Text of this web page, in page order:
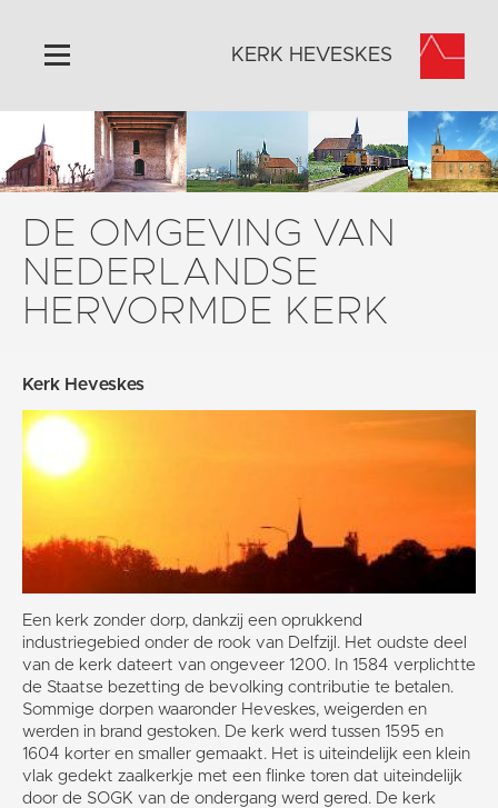
Home
Algemeen
Historie
Omgeving
Activiteiten
Steun ons
Vaktaal
KERK HEVESKES
DE OMGEVING VAN
NEDERLANDSE
HERVORMDE KERK
Kerk Heveskes
Een kerk zonder dorp, dankzij een oprukkend
industriegebied onder de rook van Delfzijl. Het oudste deel
van de kerk dateert van ongeveer 1200. In 1584 verplichtte
de Staatse bezetting de bevolking contributie te betalen.
Sommige dorpen waaronder Heveskes, weigerden en
werden in brand gestoken. De kerk werd tussen 1595 en
1604 korter en smaller gemaakt. Het is uiteindelijk een klein
vlak gedekt zaalkerkje met een flinke toren dat uiteindelijk
door de SOGK van de ondergang werd gered. De kerk